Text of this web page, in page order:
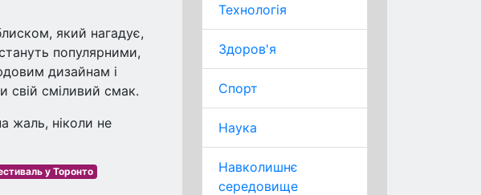
Технологія
Здоров'я
Спорт
Наука
Навколишнє
середовище
який нагадує,
популярними,
дизайнам і
свій сміливий смак.
жаль, ніколи не
у Торонто